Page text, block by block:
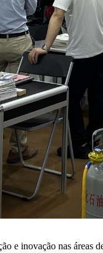
e inovação nas áreas